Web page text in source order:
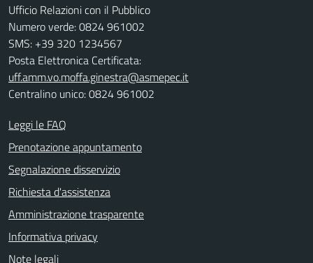
Ufficio Relazioni con il Pubblico
Numero verde: 0824 961002
SMS: +39 320 1234567
Posta Elettronica Certificata:
uff.amm.vo.moffa.ginestra@asmepec.it
Centralino unico: 0824 961002
Leggi le FAQ
Prenotazione appuntamento
Segnalazione disservizio
Richiesta d'assistenza
Amministrazione trasparente
Informativa privacy
Note legali